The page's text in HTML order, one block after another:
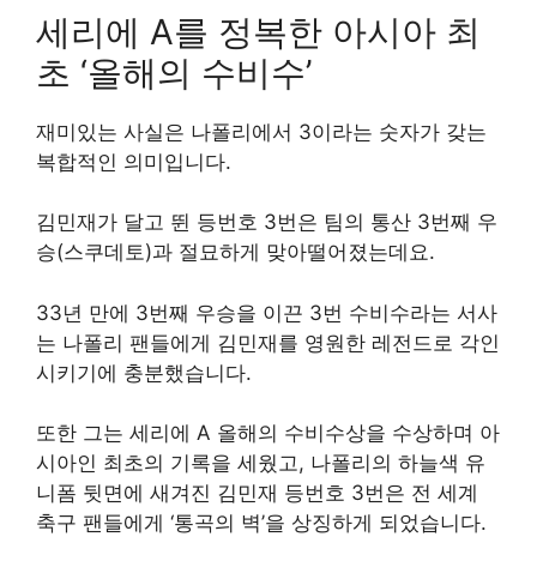
세리에 A를 정복한 아시아 최
초 ‘올해의 수비수’
재미있는 사실은 나폴리에서 3이라는 숫자가 갖는
복합적인 의미입니다.
김민재가 달고 뛴 등번호 3번은 팀의 통산 3번째 우
승(스쿠데토)과 절묘하게 맞아떨어졌는데요.
33년 만에 3번째 우승을 이끈 3번 수비수라는 서사
는 나폴리 팬들에게 김민재를 영원한 레전드로 각인
시키기에 충분했습니다.
또한 그는 세리에 A 올해의 수비수상을 수상하며 아
시아인 최초의 기록을 세웠고, 나폴리의 하늘색 유
니폼 뒷면에 새겨진 김민재 등번호 3번은 전 세계
축구 팬들에게 ‘통곡의 벽’을 상징하게 되었습니다.